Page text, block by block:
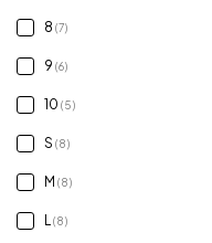
8 (7)
9 (6)
10 (5)
S (8)
M (8)
L(8)